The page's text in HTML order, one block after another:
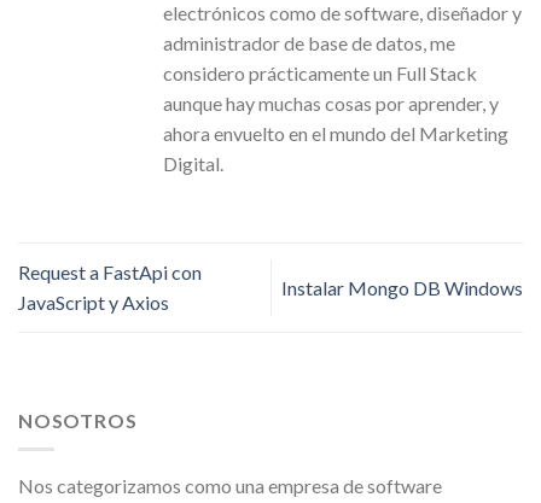
electrónicos como de software, diseñador y
administrador de base de datos, me
considero prácticamente un Full Stack
aunque hay muchas cosas por aprender, y
ahora envuelto en el mundo del Marketing
Digital.
Request a FastApi con
JavaScript y Axios
Instalar Mongo DB Windows
NOSOTROS
Nos categorizamos como una empresa de software